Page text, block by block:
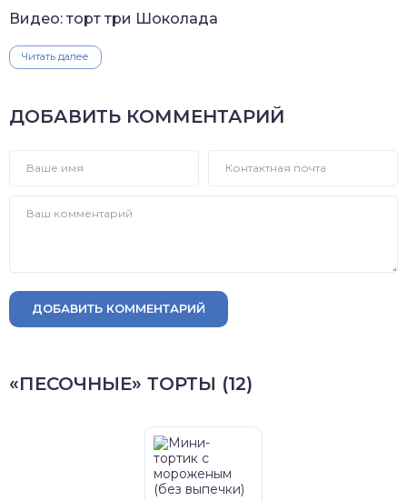
Видео: торт три Шоколада
Читать далее
ДОБАВИТЬ КОММЕНТАРИЙ
ДОБАВИТЬ КОММЕНТАРИЙ
«ПЕСОЧНЫЕ» ТОРТЫ (12)